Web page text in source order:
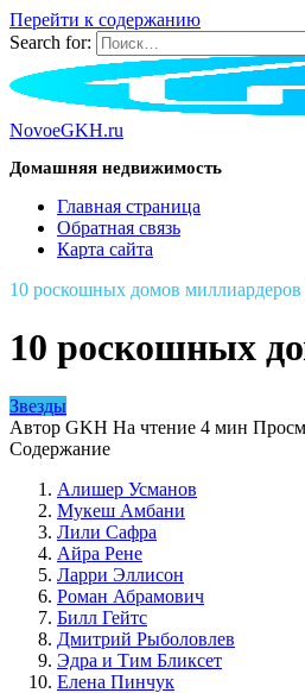
Перейти к содержанию
Search for:
NovoeGKH.ru
Домашняя недвижимость
Главная страница
Обратная связь
Карта сайта
10 роскошных домов
10 роскошных
Звезды
Автор GKH На чтение 4 мин
Содержание
Алишер Усманов
Мукеш Амбани
Лили Сафра
Айра Рене
Ларри Эллисон
Роман Абрамович
Билл Гейтс
Дмитрий Рыболовлев
Эдра и Тим Бликсет
Елена Пинчук